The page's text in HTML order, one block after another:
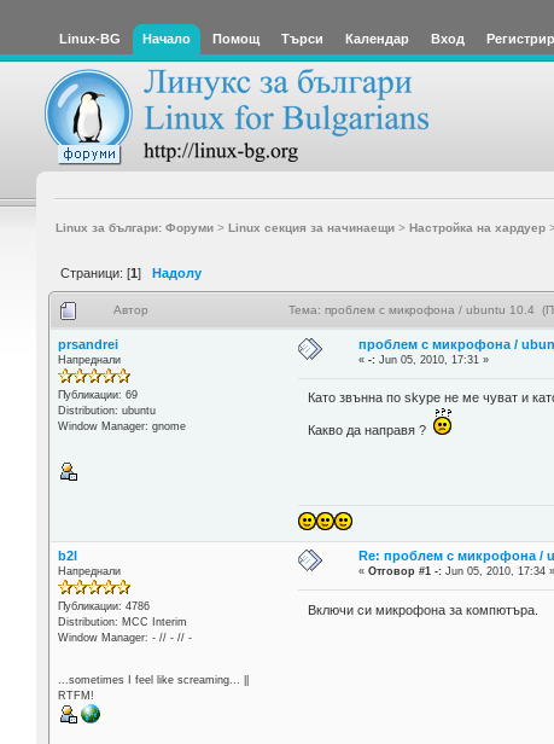
Linux-BG Начало Помощ Търси Календар Вход
Linux за българи: Форуми> Linux секция за начинаещи> Настройка на хардуер
Страници: [1] Надолу
Автор Тема: проблем с микрофона / ubuntu 10.4
prsandrei
Напреднали
Публикации: 69
Distribution: ubuntu
Window Manager: gnome
проблем с микрофона /
«-: Jun 05, 2010, 17:31 »
Като звънна по skype не ме чуват и
Какво да направя ?
b2l
Напреднали
Публикации: 4786
Distribution: MCC Interim
Window Manager: - // - // -
...sometimes I feel like screaming... ||
RTFM!
Re: проблем с микрофона /
«Отговор #1 -: Jun 05, 2010, 17:34 »
Включи си микрофона за компютъра.